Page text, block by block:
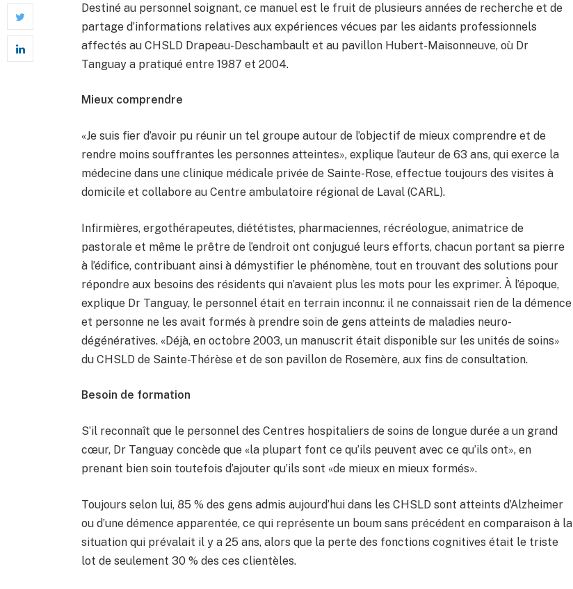
Destiné au personnel soignant, ce manuel est le fruit de plusieurs années de recherche et de
partage d’informations relatives aux expériences vécues par les aidants professionnels
affectés au CHSLD Drapeau-Deschambault et au pavillon Hubert-Maisonneuve, où Dr
Tanguay a pratiqué entre 1987 et 2004.
Mieux comprendre
«Je suis fier d’avoir pu réunir un tel groupe autour de l’objectif de mieux comprendre et de
rendre moins souffrantes les personnes atteintes», explique l’auteur de 63 ans, qui exerce la
médecine dans une clinique médicale privée de Sainte-Rose, effectue toujours des visites à
domicile et collabore au Centre ambulatoire régional de Laval (CARL).
Infirmières, ergothérapeutes, diététistes, pharmaciennes, récréologue, animatrice de
pastorale et même le prêtre de l’endroit ont conjugué leurs efforts, chacun portant sa pierre
à l’édifice, contribuant ainsi à démystifier le phénomène, tout en trouvant des solutions pour
répondre aux besoins des résidents qui n’avaient plus les mots pour les exprimer. À l’époque,
explique Dr Tanguay, le personnel était en terrain inconnu: il ne connaissait rien de la démence
et personne ne les avait formés à prendre soin de gens atteints de maladies neuro-
dégénératives. «Déjà, en octobre 2003, un manuscrit était disponible sur les unités de soins»
du CHSLD de Sainte-Thérèse et de son pavillon de Rosemère, aux fins de consultation.
Besoin de formation
S’il reconnaît que le personnel des Centres hospitaliers de soins de longue durée a un grand
cœur, Dr Tanguay concède que «la plupart font ce qu’ils peuvent avec ce qu’ils ont», en
prenant bien soin toutefois d’ajouter qu’ils sont «de mieux en mieux formés».
Toujours selon lui, 85 % des gens admis aujourd’hui dans les CHSLD sont atteints d’Alzheimer
ou d’une démence apparentée, ce qui représente un boum sans précédent en comparaison à la
situation qui prévalait il y a 25 ans, alors que la perte des fonctions cognitives était le triste
lot de seulement 30 % des ces clientèles.